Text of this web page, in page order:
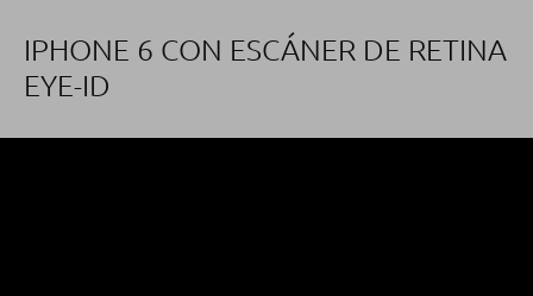
IPHONE 6 CON ESCÁNER DE RETINA
EYE-ID